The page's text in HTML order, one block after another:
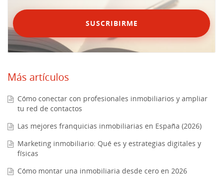
SUSCRIBIRME
Más artículos
Cómo conectar con profesionales inmobiliarios y ampliar
tu red de contactos
Las mejores franquicias inmobiliarias en España (2026)
Marketing inmobiliario: Qué es y estrategias digitales y
físicas
Cómo montar una inmobiliaria desde cero en 2026